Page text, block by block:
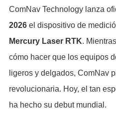
ComNav Technology lanza
2026el dispositivo de
Mercury Laser RTK.
cómo hacer que los equipos
ligeros y delgados, ComNav
revolucionaria. Hoy, el tan
ha hecho su debut mundial.